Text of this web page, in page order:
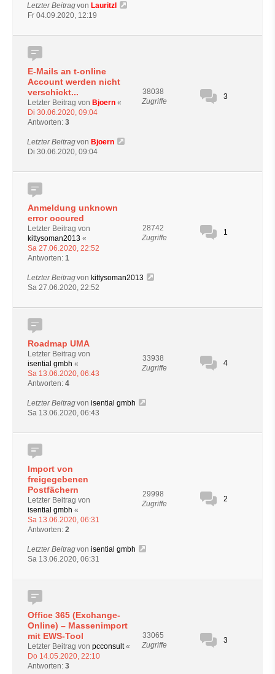
Letzter Beitragvon Lauritzl
Fr 04.09.2020, 12:19
E-Mails an t-online
Account werden nicht
verschickt...
Letzter Beitrag von Bjoern «
Di 30.06.2020, 09:04
Antworten: 3
38038
Zugriffe
3
Letzter Beitragvon Bjoern
Di 30.06.2020, 09:04
Anmeldung unknown
error occured
Letzter Beitrag von
kittysoman2013 «
Sa 27.06.2020, 22:52
Antworten: 1
28742
Zugriffe
1
Letzter Beitragvon kittysoman2013
Sa 27.06.2020, 22:52
Roadmap UMA
Letzter Beitrag von
isential gmbh «
Sa 13.06.2020, 06:43
Antworten: 4
33938
Zugriffe
4
Letzter Beitragvon isential gmbh
Sa 13.06.2020, 06:43
Import von
freigegebenen
Postfächern
Letzter Beitrag von
isential gmbh «
Sa 13.06.2020, 06:31
Antworten: 2
29998
Zugriffe
2
Letzter Beitragvon isential gmbh
Sa 13.06.2020, 06:31
Office 365 (Exchange-
Online) – Massenimport
mit EWS-Tool
Letzter Beitrag von pcconsult«
Do 14.05.2020, 22:10
Antworten: 3
33065
Zugriffe
3